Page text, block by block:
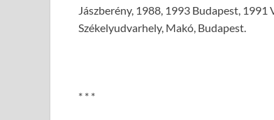
Jászberény, 1988, 1993 Budapest, 1991
Székelyudvarhely, Makó, Budapest.
* * *